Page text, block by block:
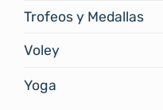
Trofeos y Medallas
Voley
Yoga